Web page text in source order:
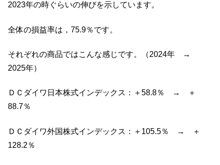
2023年の時ぐらいの伸びを示しています。
全体の損益率は，75.9％です。
それぞれの商品ではこんな感じです。（2024年 →
2025年）
ＤＣダイワ日本株式インデックス：＋58.8％ → ＋
88.7％
ＤＣダイワ外国株式インデックス：＋105.5％ → ＋
128.2％